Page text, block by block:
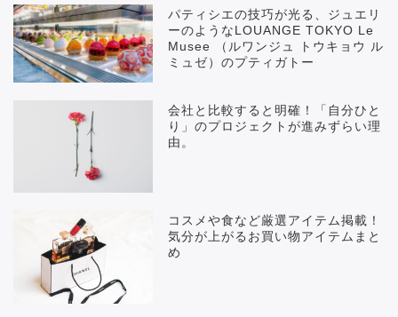
パティシエの技巧が光る、ジュエリ
ーのようなLOUANGE TOKYO Le
Musee （ルワンジュ トウキョウ ル
ミュゼ）のプティガトー
会社と比較すると明確！「自分ひと
り」のプロジェクトが進みずらい理
由。
コスメや食など厳選アイテム掲載！
気分が上がるお買い物アイテムまと
め